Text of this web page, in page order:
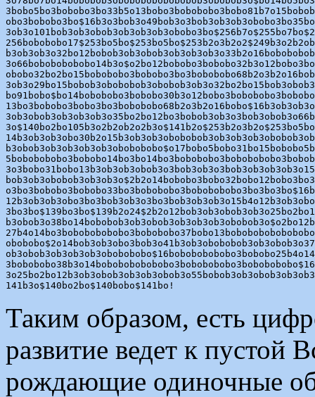
Таким образом, есть
развитие ведет к пустой
рождающие одиночные